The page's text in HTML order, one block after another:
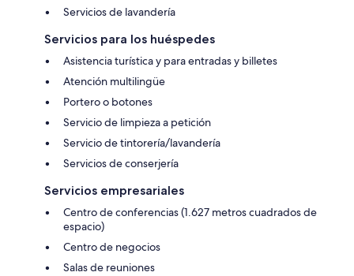
Servicios de lavandería
Servicios para los huéspedes
Asistencia turística y para entradas y billetes
Atención multilingüe
Portero o botones
Servicio de limpieza a petición
Servicio de tintorería/lavandería
Servicios de conserjería
Servicios empresariales
Centro de conferencias (1.627 metros cuadrados de
espacio)
Centro de negocios
Salas de reuniones